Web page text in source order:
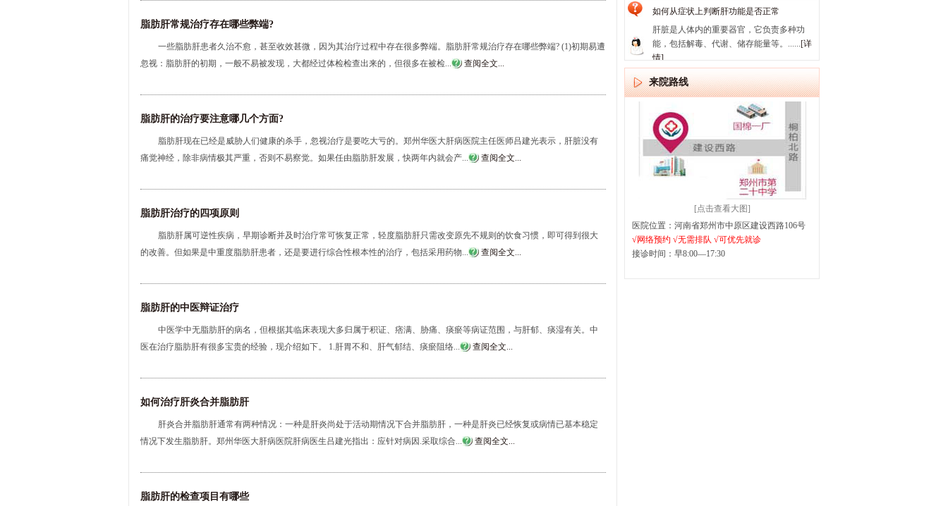
脂肪肝常规治疗存在哪些弊端?
一些脂肪肝患者久治不愈，甚至收效甚微，因为其治疗过程中存在很多弊端。脂肪肝常规治疗存在哪些弊端? (1)初期易遭
忽视：脂肪肝的初期，一般不易被发现，大都经过体检检查出来的，但很多在被检...
查阅全文...
脂肪肝的治疗要注意哪几个方面?
脂肪肝现在已经是威胁人们健康的杀手，忽视治疗是要吃大亏的。郑州华医大肝病医院主任医师吕建光表示，肝脏没有
痛觉神经，除非病情极其严重，否则不易察觉。如果任由脂肪肝发展，快两年内就会产...
查阅全文...
脂肪肝治疗的四项原则
脂肪肝属可逆性疾病，早期诊断并及时治疗常可恢复正常，轻度脂肪肝只需改变原先不规则的饮食习惯，即可得到很大
的改善。但如果是中重度脂肪肝患者，还是要进行综合性根本性的治疗，包括采用药物...
查阅全文...
脂肪肝的中医辩证治疗
中医学中无脂肪肝的病名，但根据其临床表现大多归属于积证、痞满、胁痛、痰瘀等病证范围，与肝郁、痰湿有关。中
医在治疗脂肪肝有很多宝贵的经验，现介绍如下。 1.肝胃不和、肝气郁结、痰瘀阻络...
查阅全文...
如何治疗肝炎合并脂肪肝
肝炎合并脂肪肝通常有两种情况：一种是肝炎尚处于活动期情况下合并脂肪肝，一种是肝炎已经恢复或病情已基本稳定
情况下发生脂肪肝。郑州华医大肝病医院肝病医生吕建光指出：应针对病因.采取综合...
查阅全文...
脂肪肝的检查项目有哪些
如何从症状上判断肝功能是否正常
肝脏是人体内的重要器官，它负责多种功
能，包括解毒、代谢、储存能量等。......[详
情]
来院路线
[点击查看大图]
医院位置：河南省郑州市中原区建设西路106号
√网络预约 √无需排队 √可优先就诊
接诊时间：早8:00—17:30